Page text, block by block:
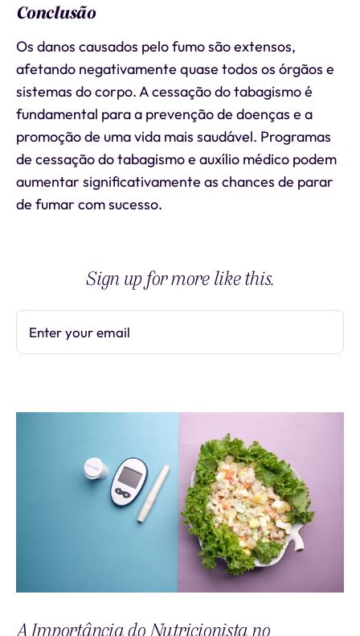
Conclusão
Os danos causados pelo fumo são extensos,
afetando negativamente quase todos os órgãos e
sistemas do corpo. A cessação do tabagismo é
fundamental para a prevenção de doenças e a
promoção de uma vida mais saudável. Programas
de cessação do tabagismo e auxílio médico podem
aumentar significativamente as chances de parar
de fumar com sucesso.
Sign up for more like this.
Enter your email